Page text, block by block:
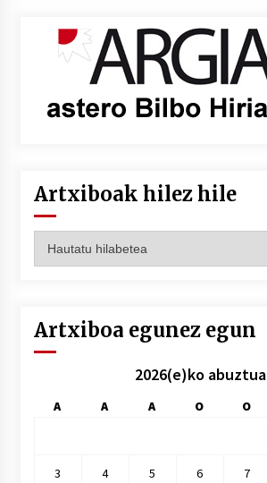
Artxiboak hilez hile
hilez
Artxiboa egunez egun
2026(e)ko abuztua
A A A O O
3 4 5 6 7